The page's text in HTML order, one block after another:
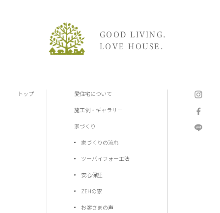
GOOD LIVING.
LOVE HOUSE.
トップ 愛住宅について
施工例・ギャラリー
家づくり
家づくりの流れ
ツーバイフォー工法
安心保証
ZEHの家
お客さまの声